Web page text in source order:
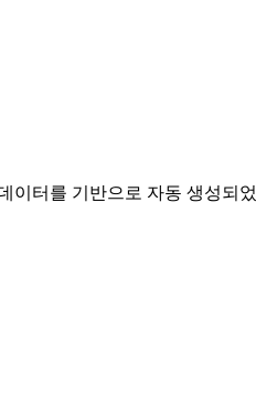
이터를 기반으로 자동 생성되